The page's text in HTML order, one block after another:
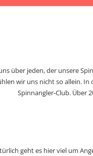
über jeden, der unsere
wir uns nicht so allein.
Spinnangler-Club. Über
geht es hier viel um